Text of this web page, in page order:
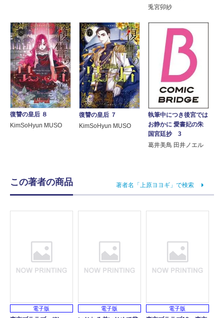
兎宮卯紗
復讐の皇后 ８
KimSoHyun MUSO
復讐の皇后 ７
KimSoHyun MUSO
執筆中につき後宮では
お静かに 愛書妃の朱
国宮廷抄 3
葛井美鳥 田井ノエル
この著者の商品 著者名「上原ヨヨギ」で検索
電子版 電子版 電子版